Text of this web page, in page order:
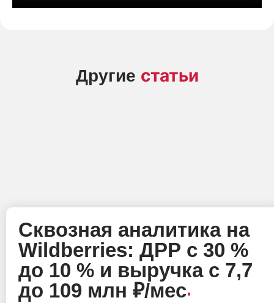
Другие статьи
Сквозная аналитика на
Wildberries: ДРР с 30 %
до 10 % и выручка с 7,7
до 109 млн ₽/мес.